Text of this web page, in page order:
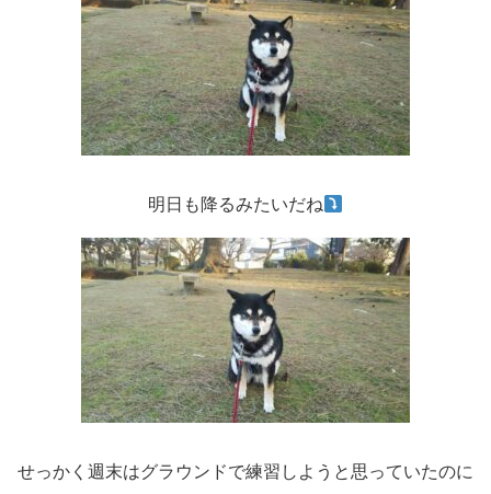
明日も降るみたいだね
せっかく週末はグラウンドで練習しようと思っていたのに